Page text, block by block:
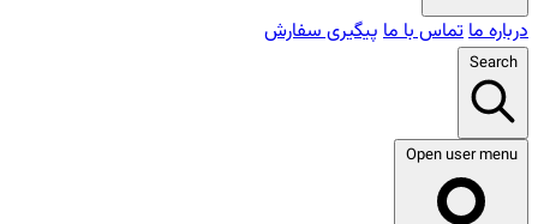
درباره ماتماس با ما پیگیری سفارش
Search
Open user menu